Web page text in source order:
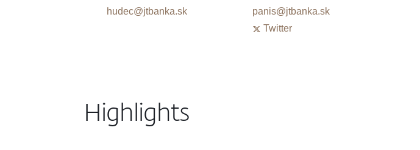
hudec@jtbanka.sk
panis@jtbanka.sk
Twitter
Highlights